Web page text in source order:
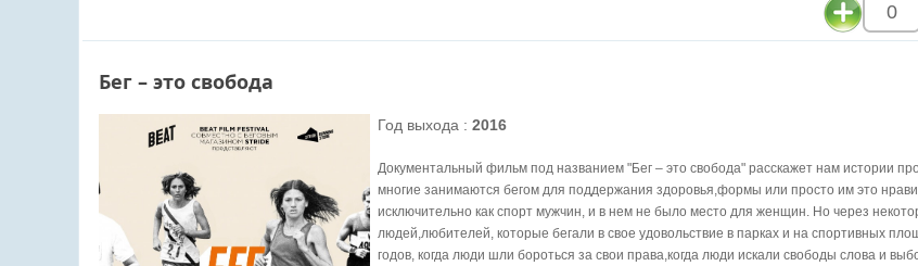
0
Бег – это свобода
Год выхода : 2016
Документальный фильм под названием "Бег – это свобода" расскажет нам истории
многие занимаются бегом для поддержания здоровья,формы или просто им это
исключительно как спорт мужчин, и в нем не было место для женщин. Но через
людей,любителей, которые бегали в свое удовольствие в парках и на спортивных
годов, когда люди шли бороться за свои права,когда люди искали свободы слова и